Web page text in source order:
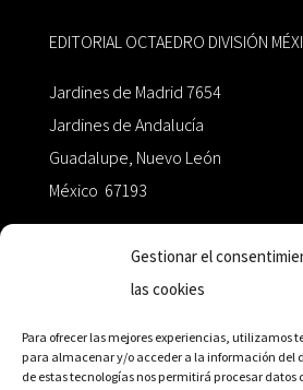
Gestionar el
las cookies
Para ofrecer las mejores experiencias, utilizamos
para almacenar y/o acceder a la información del
de estas tecnologías nos permitirá procesar
EDITORIAL OCTAEDRO DIVISIÓN
Jardines de Madrid 7654
Jardines de Andalucía
Guadalupe, Nuevo León
México 67193
+52 811.499.5638
RED DE DISTRIBUCIÓN